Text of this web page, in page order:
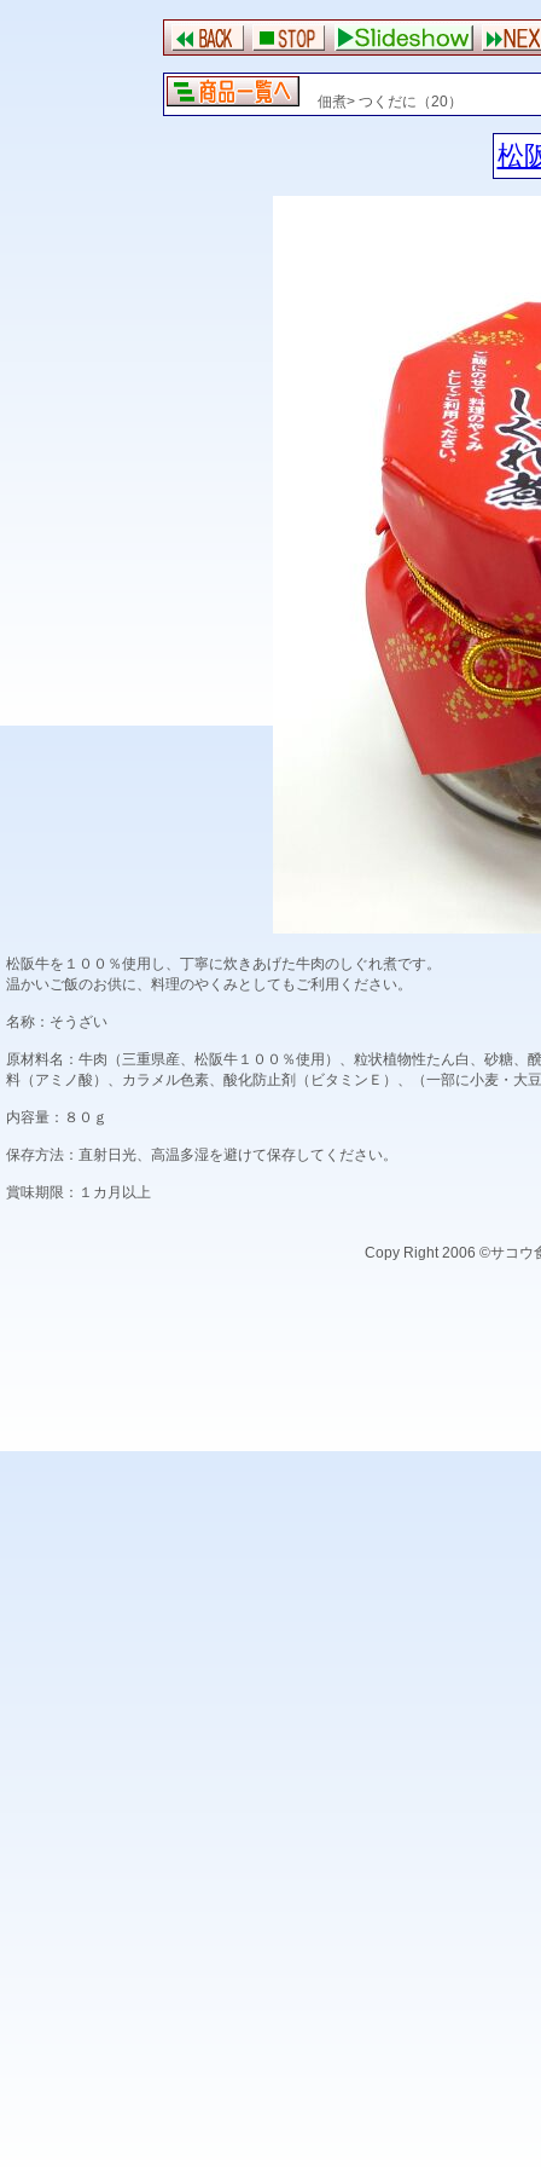
佃煮> つくだに（20）
松
松阪牛を１００％使用し、丁寧に炊きあげた牛肉のしぐれ煮です。
温かいご飯のお供に、料理のやくみとしてもご利用ください。
名称：そうざい
原材料名：牛肉（三重県産、松阪牛１００％使用）、粒状植物性たん白、砂糖
料（アミノ酸）、カラメル色素、酸化防止剤（ビタミンＥ）、（一部に小麦・大
内容量：８０ｇ
保存方法：直射日光、高温多湿を避けて保存してください。
賞味期限：１カ月以上
Copy Right 2006 ©サコウ